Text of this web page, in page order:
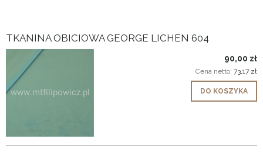
TKANINA OBICIOWA GEORGE LICHEN 604
90,00 zł
Cena netto: 73,17 zł
DO KOSZYKA